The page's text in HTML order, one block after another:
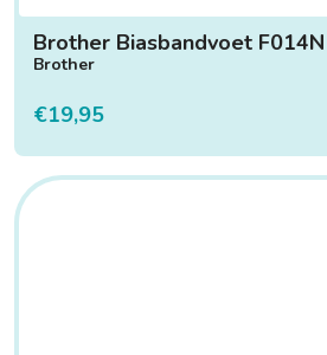
Brother Biasbandvoet F014N
Brother
€19,95